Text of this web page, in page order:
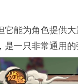
能为角色提供
一只非常通用